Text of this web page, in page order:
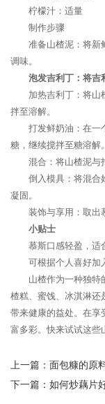
柠檬汁：适量
制作步骤
准备山楂泥：将新
调味。
泡发吉利丁：将吉
加热吉利丁：将山
拌至溶解。
打发鲜奶油：在一
糖，继续搅拌至糖溶解。
混合：将山楂泥与
倒入模具：将混合
凝固。
装饰与享用：取出
小贴士
慕斯口感轻盈，适
可根据个人喜好加
山楂作为一种独特
楂糕、蜜饯、冰淇淋还
带来健康的益处。在享
富多彩。快来试试这些
上一篇： 面包糠的原
下一篇： 如何炒藕片